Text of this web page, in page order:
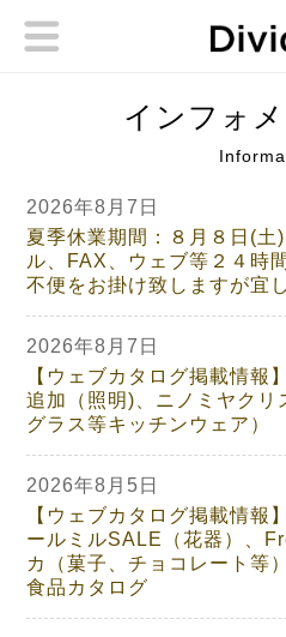
インフォ
2026年8月7日
夏季休業期間：８月８日(土
ル、FAX、ウェブ等２４時
不便をお掛け致しますが宜
2026年8月7日
【ウェブカタログ掲載情報
追加（照明)、ニノミヤクリ
グラス等キッチンウェア）
2026年8月5日
【ウェブカタログ掲載情報
ールミルSALE（花器）、
カ（菓子、チョコレート等
食品カタログ